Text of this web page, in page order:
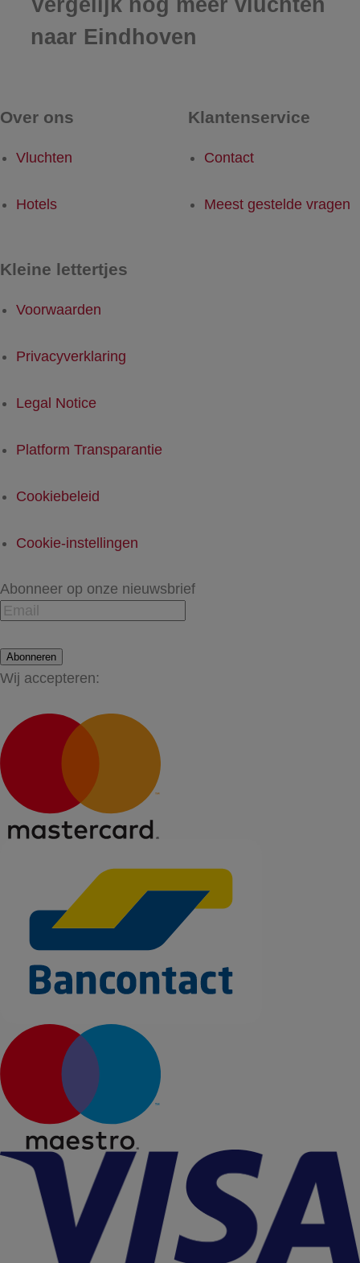
Vergelijk nog meer vluchten
naar Eindhoven
Over ons
Vluchten
Hotels
Klantenservice
Contact
Meest gestelde vragen
Kleine lettertjes
Voorwaarden
Privacyverklaring
Legal Notice
Platform Transparantie
Cookiebeleid
Cookie-instellingen
Abonneer op onze nieuwsbrief
Abonneren
Wij accepteren: